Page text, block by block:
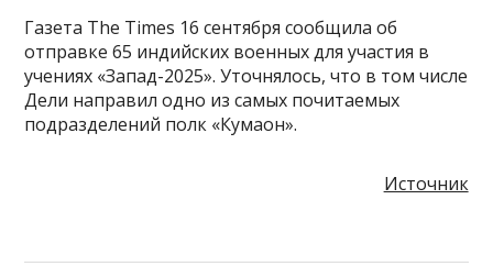
Газета The Times 16 сентября сообщила об
отправке 65 индийских военных для участия в
учениях «Запад-2025». Уточнялось, что в том числе
Дели направил одно из самых почитаемых
подразделений полк «Кумаон».
Источник